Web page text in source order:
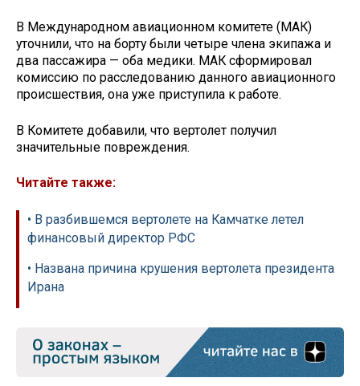
В Международном авиационном комитете (МАК)
уточнили, что на борту были четыре члена экипажа и
два пассажира — оба медики. МАК сформировал
комиссию по расследованию данного авиационного
происшествия, она уже приступила к работе.
В Комитете добавили, что вертолет получил
значительные повреждения.
Читайте также:
• В разбившемся вертолете на Камчатке летел
финансовый директор РФС
• Названа причина крушения вертолета президента
Ирана